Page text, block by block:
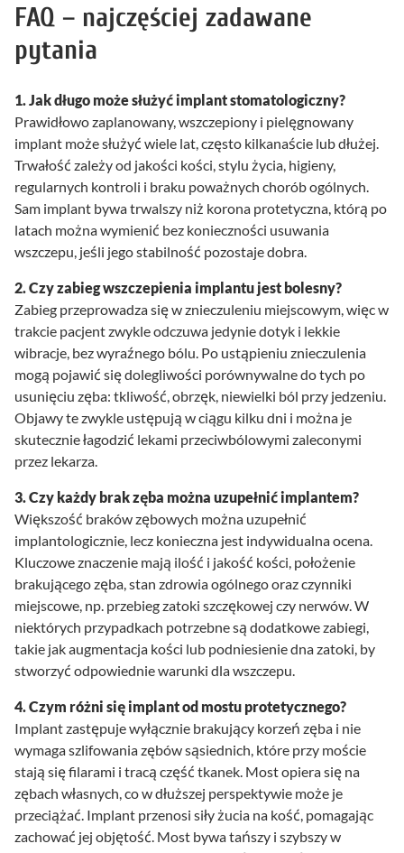
FAQ – najczęściej zadawane
pytania
1. Jak długo może służyć implant stomatologiczny?
Prawidłowo zaplanowany, wszczepiony i pielęgnowany
implant może służyć wiele lat, często kilkanaście lub dłużej.
Trwałość zależy od jakości kości, stylu życia, higieny,
regularnych kontroli i braku poważnych chorób ogólnych.
Sam implant bywa trwalszy niż korona protetyczna, którą po
latach można wymienić bez konieczności usuwania
wszczepu, jeśli jego stabilność pozostaje dobra.
2. Czy zabieg wszczepienia implantu jest bolesny?
Zabieg przeprowadza się w znieczuleniu miejscowym, więc w
trakcie pacjent zwykle odczuwa jedynie dotyk i lekkie
wibracje, bez wyraźnego bólu. Po ustąpieniu znieczulenia
mogą pojawić się dolegliwości porównywalne do tych po
usunięciu zęba: tkliwość, obrzęk, niewielki ból przy jedzeniu.
Objawy te zwykle ustępują w ciągu kilku dni i można je
skutecznie łagodzić lekami przeciwbólowymi zaleconymi
przez lekarza.
3. Czy każdy brak zęba można uzupełnić implantem?
Większość braków zębowych można uzupełnić
implantologicznie, lecz konieczna jest indywidualna ocena.
Kluczowe znaczenie mają ilość i jakość kości, położenie
brakującego zęba, stan zdrowia ogólnego oraz czynniki
miejscowe, np. przebieg zatoki szczękowej czy nerwów. W
niektórych przypadkach potrzebne są dodatkowe zabiegi,
takie jak augmentacja kości lub podniesienie dna zatoki, by
stworzyć odpowiednie warunki dla wszczepu.
4. Czym różni się implant od mostu protetycznego?
Implant zastępuje wyłącznie brakujący korzeń zęba i nie
wymaga szlifowania zębów sąsiednich, które przy moście
stają się filarami i tracą część tkanek. Most opiera się na
zębach własnych, co w dłuższej perspektywie może je
przeciążać. Implant przenosi siły żucia na kość, pomagając
zachować jej objętość. Most bywa tańszy i szybszy w